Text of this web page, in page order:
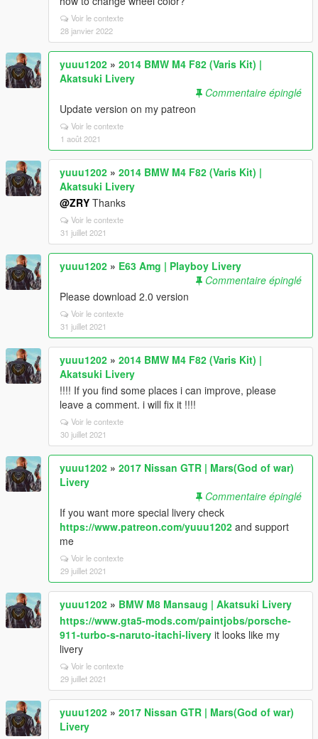
Voir le contexte
28 janvier 2022
yuuu1202 » 2014 BMW M4 F82 (Varis Kit) |
Akatsuki Livery
Commentaire épinglé
Update version on my patreon
Voir le contexte
1 août 2021
yuuu1202 » 2014 BMW M4 F82 (Varis Kit) |
Akatsuki Livery
@ZRY Thanks
Voir le contexte
31 juillet 2021
yuuu1202 » E63 Amg | Playboy Livery
Commentaire épinglé
Please download 2.0 version
Voir le contexte
31 juillet 2021
yuuu1202 » 2014 BMW M4 F82 (Varis Kit) |
Akatsuki Livery
!!!! If you find some places i can improve, please
leave a comment. i will fix it !!!!
Voir le contexte
30 juillet 2021
yuuu1202 » 2017 Nissan GTR | Mars(God of war)
Livery
Commentaire épinglé
If you want more special livery check
https://www.patreon.com/yuuu1202 and support
me
Voir le contexte
29 juillet 2021
yuuu1202 » BMW M8 Mansaug | Akatsuki Livery
https://www.gta5-mods.com/paintjobs/porsche-
911-turbo-s-naruto-itachi-livery it looks like my
livery
Voir le contexte
29 juillet 2021
yuuu1202 » 2017 Nissan GTR | Mars(God of war)
Livery